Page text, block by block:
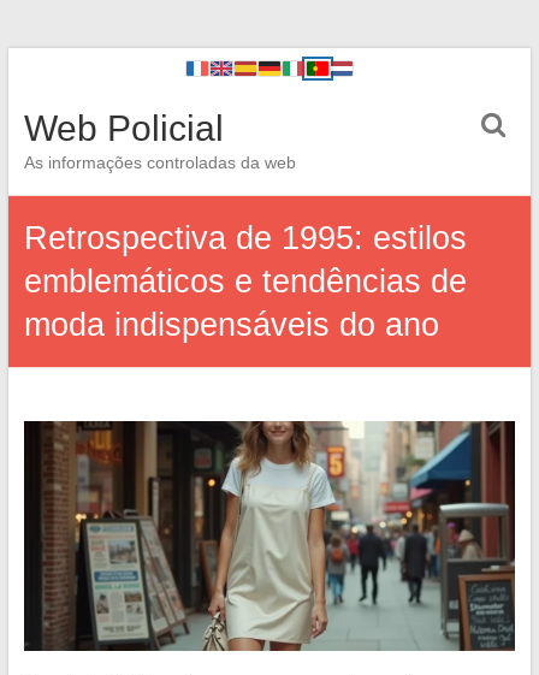
Web Policial
As informações controladas da web
Retrospectiva de 1995: estilos
emblemáticos e tendências de
moda indispensáveis do ano